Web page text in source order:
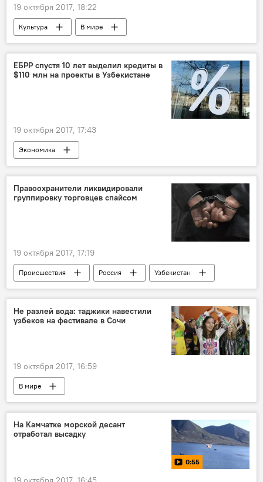
19 октября 2017, 18:22
Культура
В мире
XIX Всемирный фестиваль молодежи в Сочи
Сочи
ЕБРР спустя 10 лет выделил кредиты в
$110 млн на проекты в Узбекистане
19 октября 2017, 17:43
Экономика
Правоохранители ликвидировали
группировку торговцев спайсом
19 октября 2017, 17:19
Происшествия Россия
Узбекистан
Кыргызстан
наркоторговец спайс
Не разлей вода: таджики навестили
узбеков на фестивале в Сочи
19 октября 2017, 16:59
В мире
XIX Всемирный фестиваль молодежи в Сочи
Россия
Узбекистан
Таджикистан
Сочи
фестиваль
На Камчатке морской десант
отработал высадку
0:55